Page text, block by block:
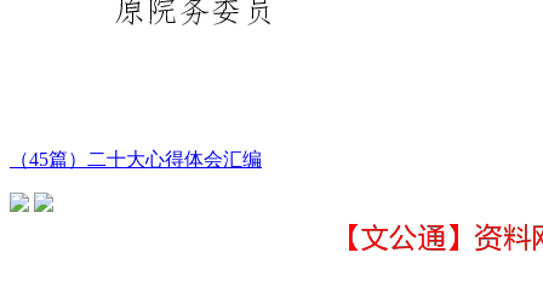
（45篇）二十大心得体会汇编